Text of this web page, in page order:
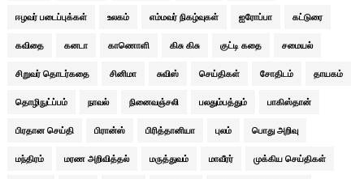
ஈழவர் படைப்புக்கள் உலகம் எம்மவர் நிகழ்வுகள் ஐரோப்பா கட்டுரை
கவிதை கனடா காணொளி கிசு கிசு குட்டி கதை சமையல்
சிறுவர் தொடர்கதை சினிமா சுவிஸ் செய்திகள் சோதிடம் தாயகம்
தொழிநுட்ப்பம் நாவல் நினைவஞ்சலி பலதும்பத்தும் பாகிஸ்தான்
பிரதான செய்தி பிரான்ஸ் பிரித்தானியா புலம் பொது அறிவு
மந்திரம் மரண அறிவித்தல் மருத்துவம் மாவீரர் முக்கிய செய்திகள்